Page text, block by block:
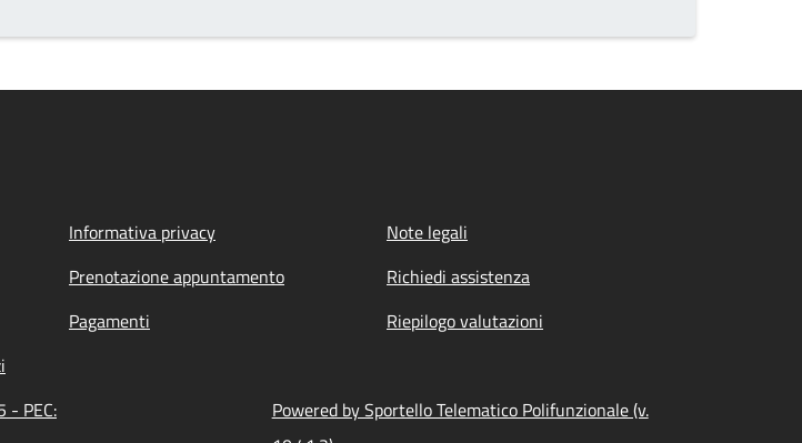
Informativa privacy
Note legali
Prenotazione appuntamento
Richiedi assistenza
Pagamenti
Riepilogo valutazioni
- PEC:
Powered by Sportello Telematico Polifunzionale (v.